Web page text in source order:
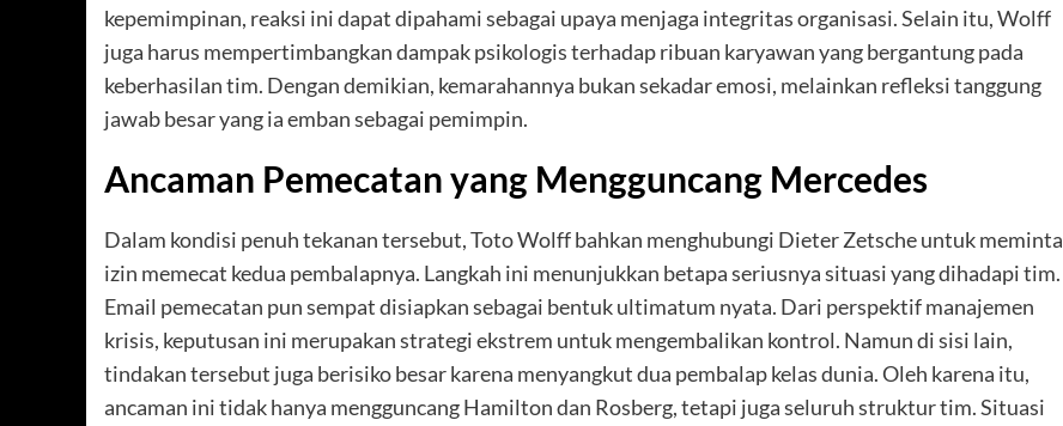
kepemimpinan, reaksi ini dapat dipahami sebagai upaya menjaga integritas organisasi. Selain itu, Wolff
juga harus mempertimbangkan dampak psikologis terhadap ribuan karyawan yang bergantung pada
keberhasilan tim. Dengan demikian, kemarahannya bukan sekadar emosi, melainkan refleksi tanggung
jawab besar yang ia emban sebagai pemimpin.
Ancaman Pemecatan yang Mengguncang Mercedes
Dalam kondisi penuh tekanan tersebut, Toto Wolff bahkan menghubungi Dieter Zetsche untuk meminta
izin memecat kedua pembalapnya. Langkah ini menunjukkan betapa seriusnya situasi yang dihadapi tim.
Email pemecatan pun sempat disiapkan sebagai bentuk ultimatum nyata. Dari perspektif manajemen
krisis, keputusan ini merupakan strategi ekstrem untuk mengembalikan kontrol. Namun di sisi lain,
tindakan tersebut juga berisiko besar karena menyangkut dua pembalap kelas dunia. Oleh karena itu,
ancaman ini tidak hanya mengguncang Hamilton dan Rosberg, tetapi juga seluruh struktur tim. Situasi